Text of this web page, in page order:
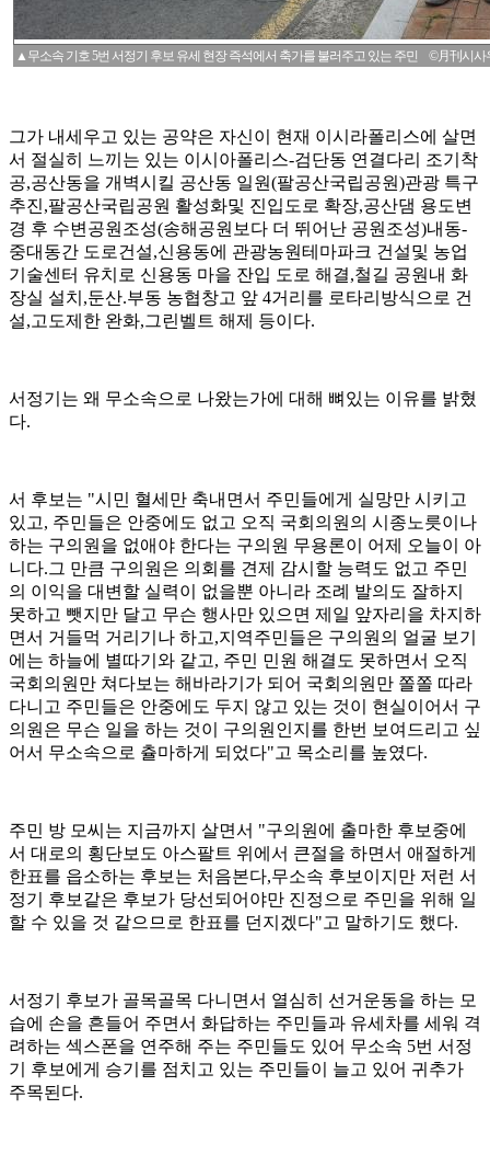
▲무소속 기호 5번 서정기 후보 유세 현장 즉석에서 축가를 불러주고 있는 주민 ©月刊시사
그가 내세우고 있는 공약은 자신이 현재 이시라폴리스에 살면
서 절실히 느끼는 있는 이시아폴리스-검단동 연결다리 조기착
공,공산동을 개벽시킬 공산동 일원(팔공산국립공원)관광 특구
추진,팔공산국립공원 활성화및 진입도로 확장,공산댐 용도변
경 후 수변공원조성(송해공원보다 더 뛰어난 공원조성)내동-
중대동간 도로건설,신용동에 관광농원테마파크 건설및 농업
기술센터 유치로 신용동 마을 잔입 도로 해결,철길 공원내 화
장실 설치,둔산.부동 농협창고 앞 4거리를 로타리방식으로 건
설,고도제한 완화,그린벨트 해제 등이다.
서정기는 왜 무소속으로 나왔는가에 대해 뼈있는 이유를 밝혔
다.
서 후보는 "시민 혈세만 축내면서 주민들에게 실망만 시키고
있고, 주민들은 안중에도 없고 오직 국회의원의 시종노릇이나
하는 구의원을 없애야 한다는 구의원 무용론이 어제 오늘이 아
니다.그 만큼 구의원은 의회를 견제 감시할 능력도 없고 주민
의 이익을 대변할 실력이 없을뿐 아니라 조례 발의도 잘하지
못하고 뺏지만 달고 무슨 행사만 있으면 제일 앞자리을 차지하
면서 거들먹 거리기나 하고,지역주민들은 구의원의 얼굴 보기
에는 하늘에 별따기와 같고, 주민 민원 해결도 못하면서 오직
국회의원만 쳐다보는 해바라기가 되어 국회의원만 쫄쫄 따라
다니고 주민들은 안중에도 두지 않고 있는 것이 현실이어서 구
의원은 무슨 일을 하는 것이 구의원인지를 한번 보여드리고 싶
어서 무소속으로 츌마하게 되었다"고 목소리를 높였다.
주민 방 모씨는 지금까지 살면서 "구의원에 출마한 후보중에
서 대로의 횡단보도 아스팔트 위에서 큰절을 하면서 애절하게
한표를 읍소하는 후보는 처음본다,무소속 후보이지만 저런 서
정기 후보같은 후보가 당선되어야만 진정으로 주민을 위해 일
할 수 있을 것 같으므로 한표를 던지겠다"고 말하기도 했다.
서정기 후보가 골목골목 다니면서 열심히 선거운동을 하는 모
습에 손을 흔들어 주면서 화답하는 주민들과 유세차를 세워 격
려하는 섹스폰을 연주해 주는 주민들도 있어 무소속 5번 서정
기 후보에게 승기를 점치고 있는 주민들이 늘고 있어 귀추가
주목된다.